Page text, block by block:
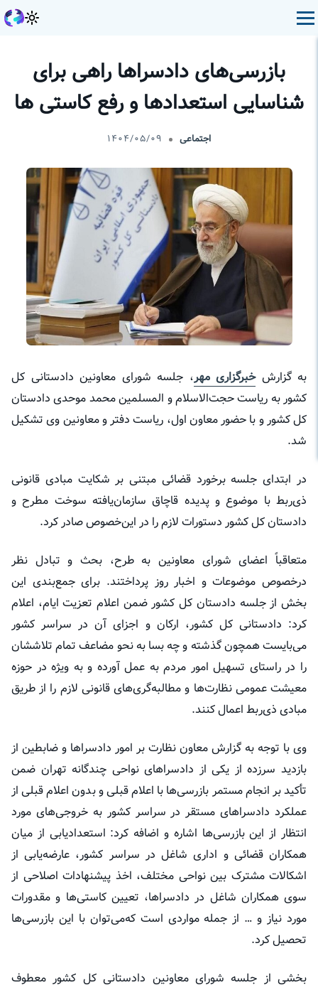
بازرسی‌های دادسراها راهی برای
شناسایی استعدادها و رفع کاستی ها
اجتماعی ۱۴۰۴/۰۵/۰۹
به گزارشخبرگزاری مهر، جلسه شورای معاونین دادستانی کل
کشور به ریاست حجت‌الاسلام و المسلمین محمد موحدی دادستان
کل کشور و با حضور معاون اول، ریاست دفتر و معاونین وی تشکیل
شد.
در ابتدای جلسه برخورد قضائی مبتنی بر شکایت مبادی قانونی
ذی‌ربط با موضوع و پدیده قاچاق سازمان‌یافته سوخت مطرح و
دادستان کل کشور دستورات لازم را در این‌خصوص صادر کرد.
متعاقباً اعضای شورای معاونین به طرح، بحث و تبادل نظر
درخصوص موضوعات و اخبار روز پرداختند. برای جمع‌بندی این
بخش از جلسه دادستان کل کشور ضمن اعلام تعزیت ایام، اعلام
کرد: دادستانی کل کشور، ارکان و اجزای آن در سراسر کشور
می‌بایست همچون گذشته و چه بسا به نحو مضاعف تمام تلاششان
را در راستای تسهیل امور مردم به عمل آورده و به ویژه در حوزه
معیشت عمومی نظارت‌ها و مطالبه‌گری‌هایقانونی لازم را از طریق
مبادی ذی‌ربط اعمال کنند.
وی با توجه به گزارش معاون نظارت بر امور دادسراها و ضابطین از
بازدید سرزده از یکی از دادسراهای نواحی چندگانه تهران ضمن
تأکید بر انجام مستمر بازرسی‌ها با اعلام قبلی و بدون اعلام قبلی از
عملکرد دادسراهای مستقر در سراسر کشور به خروجی‌های مورد
انتظار از این بازرسی‌ها اشاره و اضافه کرد: استعدادیابی از میان
همکاران قضائی و اداری شاغل در سراسر کشور، عارضه‌یابی از
اشکالات مشترک بین نواحی مختلف، اخذ پیشنهادات اصلاحی از
سوی همکاران شاغل در دادسراها، تعیین کاستی‌ها و مقدورات
مورد نیاز و … از جمله مواردی است که‌می‌توان با این بازرسی‌ها
تحصیل کرد.
بخشی از جلسه شورای معاونین دادستانی کل کشور معطوف